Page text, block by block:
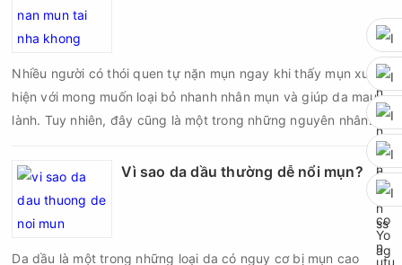
chí là sẹo rỗ. Vậy nặn mụn chuẩn y khoa là gì và một quy trình
Nhiều người có thói quen tự nặn mụn ngay khi thấy mụn xuất
hiện với mong muốn loại bỏ nhanh nhân mụn và giúp da mau
lành. Tuy nhiên, đây cũng là một trong những nguyên nhân
phổ biến khiến tình trạng mụn trở nên nghiêm trọng hơn, làm
tăng nguy cơ viêm nhiễm, thâm và sẹo.
Vì sao da dầu thường dễ nổi mụn?
Da dầu là một trong những loại da có nguy cơ bị mụn cao